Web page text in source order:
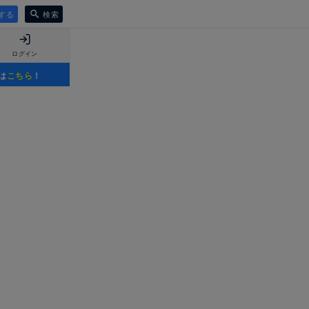
る 検索
ログイン
こちら ！